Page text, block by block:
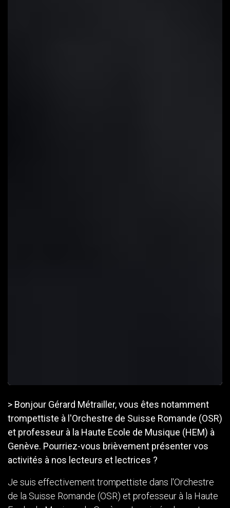
> Bonjour Gérard Métrailler, vous êtes notamment
trompettiste à l'Orchestre de Suisse Romande (OSR)
et professeur à la Haute Ecole de Musique (HEM) à
Genève. Pourriez-vous brièvement présenter vos
activités à nos lecteurs et lectrices ?
Je suis effectivement trompettiste dans l'Orchestre
de la Suisse Romande (OSR) et professeur à la Haute